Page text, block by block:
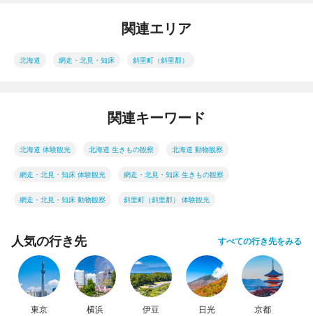
関連エリア
北海道 網走・北見・知床 斜里町（斜里郡）
関連キーワード
北海道 体験観光 北海道 生きもの観察 北海道 動物観察
網走・北見・知床 体験観光 網走・北見・知床 生きもの観察
網走・北見・知床 動物観察 斜里町（斜里郡） 体験観光
人気の行き先 すべての行き先をみる
東京 横浜 伊豆 日光 京都